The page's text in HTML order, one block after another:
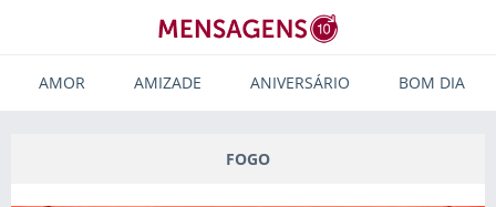
AMOR AMIZADE ANIVERSÁRIO BOM DIA
FOGO